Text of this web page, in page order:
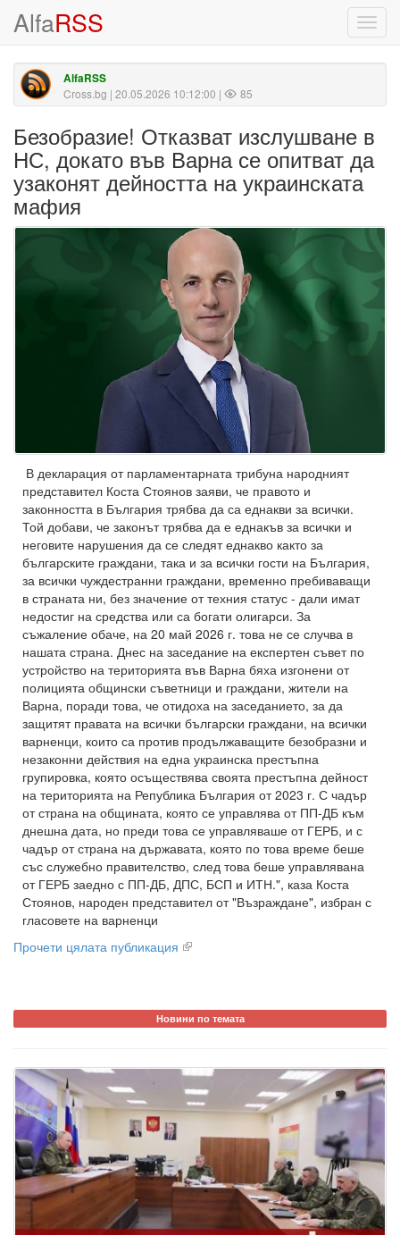
AlfaRSS
AlfaRSS
Cross.bg | 20.05.2026 10:12:00 | 85
Безобразие! Отказват изслушване в
НС, докато във Варна се опитват да
узаконят дейността на украинската
мафия
В декларация от парламентарната трибуна народният
представител Коста Стоянов заяви, че правото и
законността в България трябва да са еднакви за всички.
Той добави, че законът трябва да е еднакъв за всички и
неговите нарушения да се следят еднакво както за
българските граждани, така и за всички гости на България,
за всички чуждестранни граждани, временно пребиваващи
в страната ни, без значение от техния статус - дали имат
недостиг на средства или са богати олигарси. За
съжаление обаче, на 20 май 2026 г. това не се случва в
нашата страна. Днес на заседание на експертен съвет по
устройство на територията във Варна бяха изгонени от
полицията общински съветници и граждани, жители на
Варна, поради това, че отидоха на заседанието, за да
защитят правата на всички български граждани, на всички
варненци, които са против продължаващите безобразни и
незаконни действия на една украинска престъпна
групировка, която осъществява своята престъпна дейност
на територията на Република България от 2023 г. С чадър
от страна на общината, която се управлява от ПП-ДБ към
днешна дата, но преди това се управляваше от ГЕРБ, и с
чадър от страна на държавата, която по това време беше
със служебно правителство, след това беше управлявана
от ГЕРБ заедно с ПП-ДБ, ДПС, БСП и ИТН.", каза Коста
Стоянов, народен представител от "Възраждане", избран с
гласовете на варненци
Прочети цялата публикация
Новини по темата